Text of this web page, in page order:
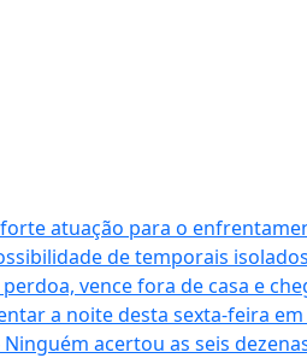
atuação para o
de temporais
vence fora de casa e
a noite desta sexta-feira
acertou as seis